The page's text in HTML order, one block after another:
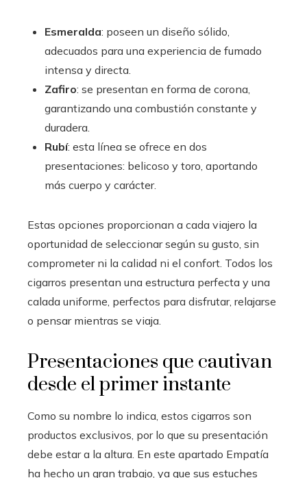
Esmeralda: poseen un diseño sólido,
adecuados para una experiencia de fumado
intensa y directa.
Zafiro: se presentan en forma de corona,
garantizando una combustión constante y
duradera.
Rubí: esta línea se ofrece en dos
presentaciones: belicoso y toro, aportando
más cuerpo y carácter.
Estas opciones proporcionan a cada viajero la
oportunidad de seleccionar según su gusto, sin
comprometer ni la calidad ni el confort. Todos los
cigarros presentan una estructura perfecta y una
calada uniforme, perfectos para disfrutar, relajarse
o pensar mientras se viaja.
Presentaciones que cautivan
desde el primer instante
Como su nombre lo indica, estos cigarros son
productos exclusivos, por lo que su presentación
debe estar a la altura. En este apartado Empatía
ha hecho un gran trabajo, ya que sus estuches